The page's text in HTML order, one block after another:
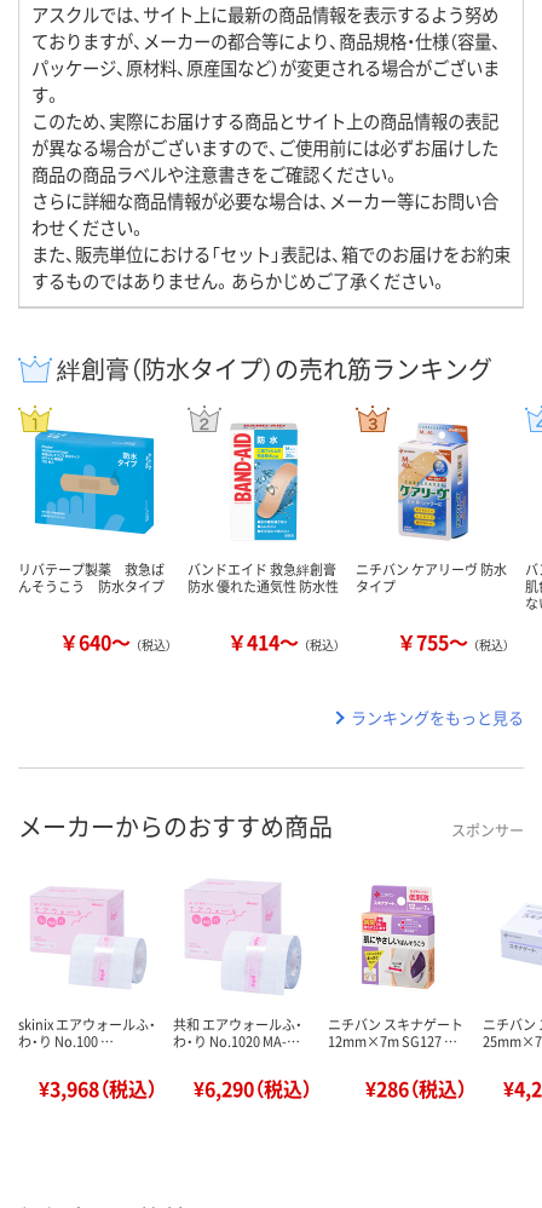
アスクルでは、サイト上に最新の商品情報を表示するよう努め
ておりますが、メーカーの都合等により、商品規格・仕様（容量、
パッケージ、原材料、原産国など）が変更される場合がございま
す。
このため、実際にお届けする商品とサイト上の商品情報の表記
が異なる場合がございますので、ご使用前には必ずお届けした
商品の商品ラベルや注意書きをご確認ください。
さらに詳細な商品情報が必要な場合は、メーカー等にお問い合
わせください。
また、販売単位における「セット」表記は、箱でのお届けをお約束
するものではありません。あらかじめご了承ください。
絆創膏（防水タイプ）の売れ筋ランキング
リバテープ製薬 救急ば
んそうこう 防水タイプ
￥640～ （税込）
バンドエイド 救急絆創膏
防水 優れた通気性 防水性
￥414～ （税込）
ニチバン ケアリーヴ 防水
タイプ
￥755～ （税込）
肌
ランキングをもっと見る
メーカーからのおすすめ商品 スポンサー
skinix エアウォールふ・
わ・り No.100 …
¥3,968（税込）
共和 エアウォールふ・
わ・り No.1020 MA-…
¥6,290（税込）
ニチバン スキナゲート
12mm×7m SG127 …
¥286（税込）
ニチバン